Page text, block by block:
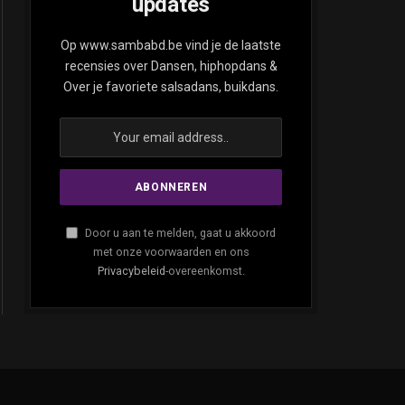
Op www.sambabd.be vind je de laatste
recensies over Dansen, hiphopdans &
Over je favoriete salsadans, buikdans.
Door u aan te melden, gaat u akkoord
met onze voorwaarden en ons
Privacybeleid-overeenkomst.